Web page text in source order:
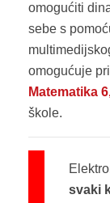
omogućiti
sebe s
omogućuje
Matematika
škole.
svaki